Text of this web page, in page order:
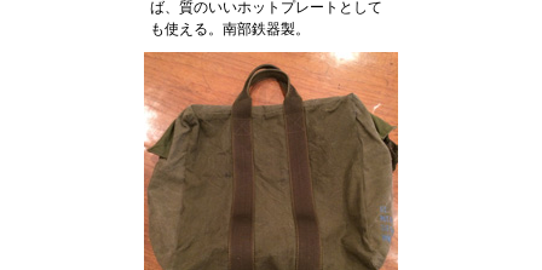
ば、質のいいホットプレートとして
も使える。南部鉄器製。